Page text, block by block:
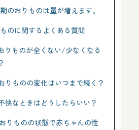
のおりものは量が増えます。
のに関するよくある質問
りものが全くない/少なくなる
りものの変化はいつまで続く？
快なときはどうしたらいい？
りものの状態で赤ちゃんの性